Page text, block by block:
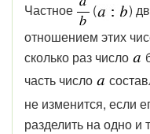
Частное
( )
отношением этих
сколько раз число
часть число
не изменится, если
разделить на одно